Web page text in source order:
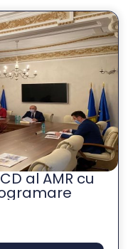
al AMR cu